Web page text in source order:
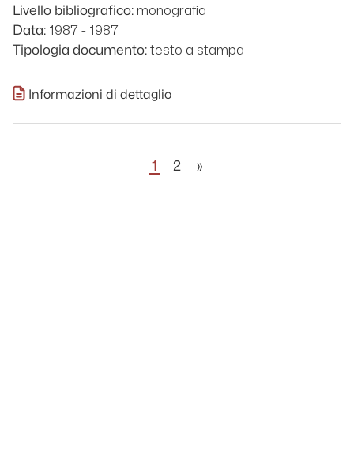
Livello bibliografico: monografia
Data: 1987 - 1987
Tipologia documento: testo a stampa
Informazioni di dettaglio
1 2 »